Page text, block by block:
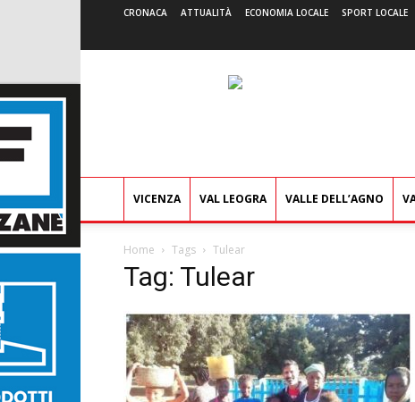
CRONACA ATTUALITÀ ECONOMIA LOCALE SPORT LOCALE
VICENZA VAL LEOGRA VALLE DELL’AGNO
Home Tags Tulear
Tag: Tulear